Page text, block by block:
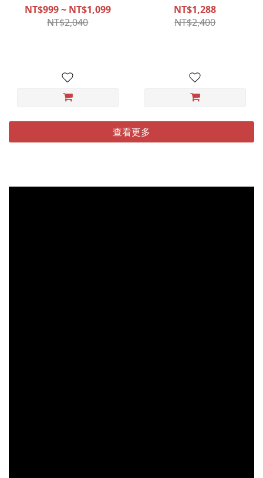
NT$999 ~ NT$1,099
NT$2,040
NT$1,288
NT$2,400
查看更多